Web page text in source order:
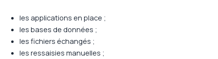
les applications en place ;
les bases de données ;
les fichiers échangés ;
les ressaisies manuelles ;